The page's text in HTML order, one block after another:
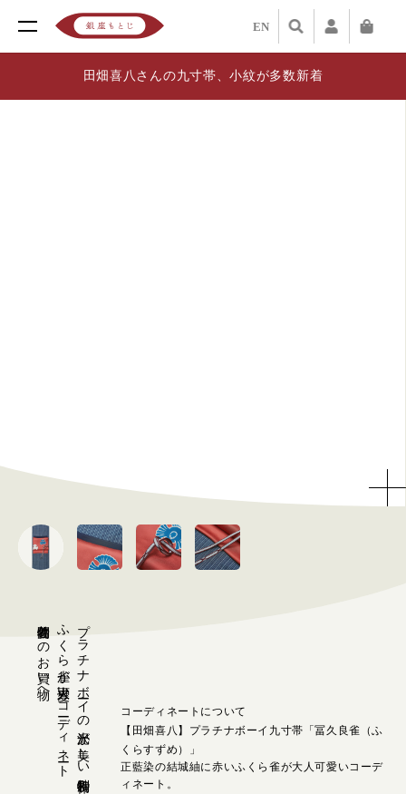
EN
田畑喜八さんの九寸帯、小紋が多数新着
プラチナボーイの光沢が美しい特別制作の帯
ふくら雀が大人可愛いコーディネート
着物仲間とのお買い物へ
コーディネートについて
【田畑喜八】プラチナボーイ九寸帯「冨久良雀（ふ
くらすずめ）」
正藍染の結城紬に赤いふくら雀が大人可愛いコーデ
ィネート。